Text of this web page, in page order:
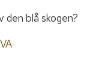
den blå skogen?